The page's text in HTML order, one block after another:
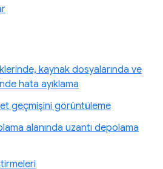
kaynak dosyalarında ve
hata ayıklama
geçmişini görüntüleme
alanında uzantı depolama